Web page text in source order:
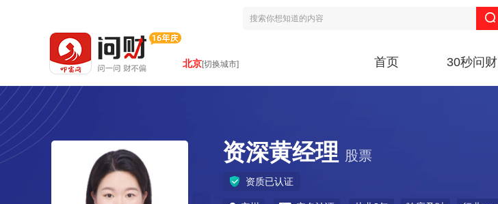
北京[切换城市] 首页 30秒问财
资深黄经理 股票
资质已认证